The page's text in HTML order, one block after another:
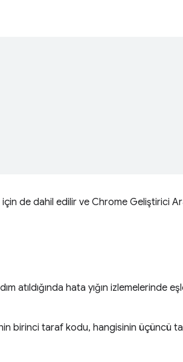
de dahil edilir ve Chrome Geliştirici
atıldığında hata yığın izlemelerinde
birinci taraf kodu, hangisinin üçüncü